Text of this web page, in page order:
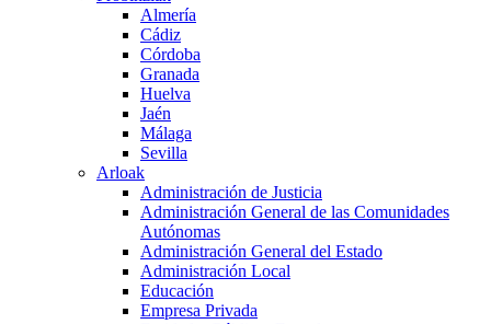
Almería
Cádiz
Córdoba
Granada
Huelva
Jaén
Málaga
Sevilla
Arloak
Administración de Justicia
Administración General de las Comunidades
Autónomas
Administración General del Estado
Administración Local
Educación
Empresa Privada